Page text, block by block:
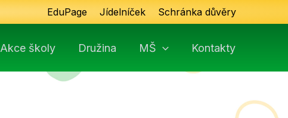
EduPage Jídelníček Schránka důvěry
Akce školy Družina MŠ Kontakty